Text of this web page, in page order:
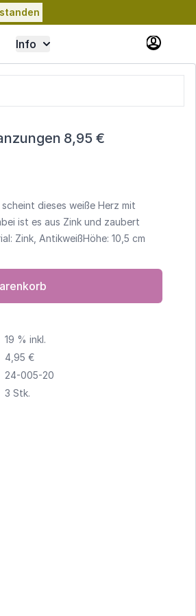
Info
8,95 €
dieses weiße Herz mit
ist es aus Zink und zaubert
Zink, AntikweißHöhe: 10,5 cm
19 % inkl.
4,95 €
24-005-20
3 Stk.